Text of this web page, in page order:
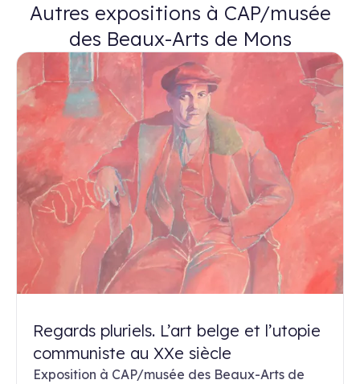
Autres expositions à CAP/musée
des Beaux-Arts de Mons
Regards pluriels. L’art belge et l’utopie
communiste au XXe siècle
Exposition à CAP/musée des Beaux-Arts de